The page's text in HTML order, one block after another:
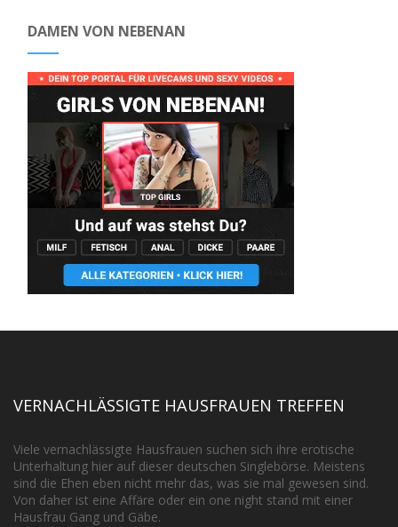
DAMEN VON NEBENAN
VERNACHLÄSSIGTE HAUSFRAUEN TREFFEN
Viele vernachlässigte Hausfrauen suchen sich ihre erotische
Unterhaltung hier auf dieser deutschen Singlebörse. Meistens
sind die Ehen eben nicht mehr das, was sie mal gewesen sind.
Von daher ist eine Affäre oder ein one night stand mit einer
Hausfrau Gang und Gäbe.